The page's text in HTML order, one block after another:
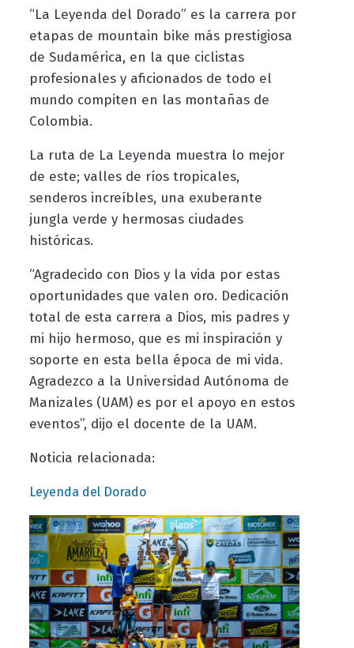
“La Leyenda del Dorado” es la carrera por
etapas de mountain bike más prestigiosa
de Sudamérica, en la que ciclistas
profesionales y aficionados de todo el
mundo compiten en las montañas de
Colombia.
La ruta de La Leyenda muestra lo mejor
de este; valles de ríos tropicales,
senderos increíbles, una exuberante
jungla verde y hermosas ciudades
históricas.
“Agradecido con Dios y la vida por estas
oportunidades que valen oro. Dedicación
total de esta carrera a Dios, mis padres y
mi hijo hermoso, que es mi inspiración y
soporte en esta bella época de mi vida.
Agradezco a la Universidad Autónoma de
Manizales (UAM) es por el apoyo en estos
eventos”, dijo el docente de la UAM.
Noticia relacionada:
Leyenda del Dorado